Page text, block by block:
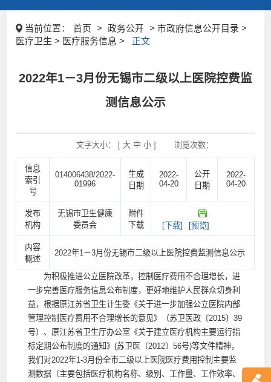
当前位置： 首页 > 政务公开
> 市政府信息公开目录 >
医疗卫生 > 医疗服务信息 >
正文
2022年1－3月份无锡市二级以上医院控费监
测信息公示
文字大小： [ 大 中 小] 浏览次数：
信息
索引
号
014006438/2022-
01996
生成
日期
2022-
04-20
公开
日期
2022-
04-20
发布
机构
无锡市卫生健康
委员会
附件
下载
[下载] [预览]
内容
概述
2022年1－3月份无锡市二级以上医院控费监测信息公示
为积极推进公立医院改革，控制医疗费用不合理增长，进
一步完善医疗服务信息公布制度，更好地维护人民群众切身利
益，根据原江苏省卫生计生委《关于进一步加强公立医院内部
管理控制医疗费用不合理增长的意见》（苏卫医政〔2015〕39
号）、原江苏省卫生厅办公室《关于建立医疗机构主要运行指
标定期公布制度的通知》(苏卫医〔2012〕56号)等文件精神，
我们对2022年1-3月份全市二级以上医院医疗费用控制主要监
测数据（主要包括医疗机构名称、级别、工作量、工作效率、